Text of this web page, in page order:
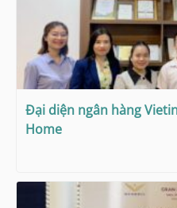
Đại diện ngân hàng
Home